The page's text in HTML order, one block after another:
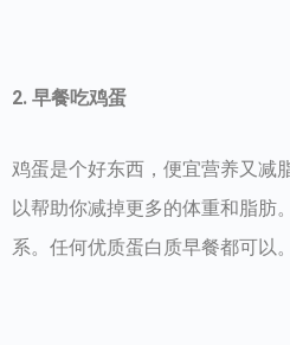
2. 早餐吃鸡蛋
鸡蛋是个好东西，便宜营养又减
以帮助你减掉更多的体重和脂肪
系。任何优质蛋白质早餐都可以。